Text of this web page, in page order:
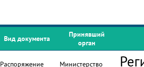
Вид документа
Принявший
орган
Распоряжение
Министерство